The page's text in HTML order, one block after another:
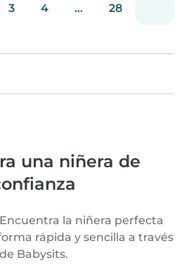
3 4 ... 28
una niñera de
la niñera perfecta
rápida y sencilla a través
de Babysits.